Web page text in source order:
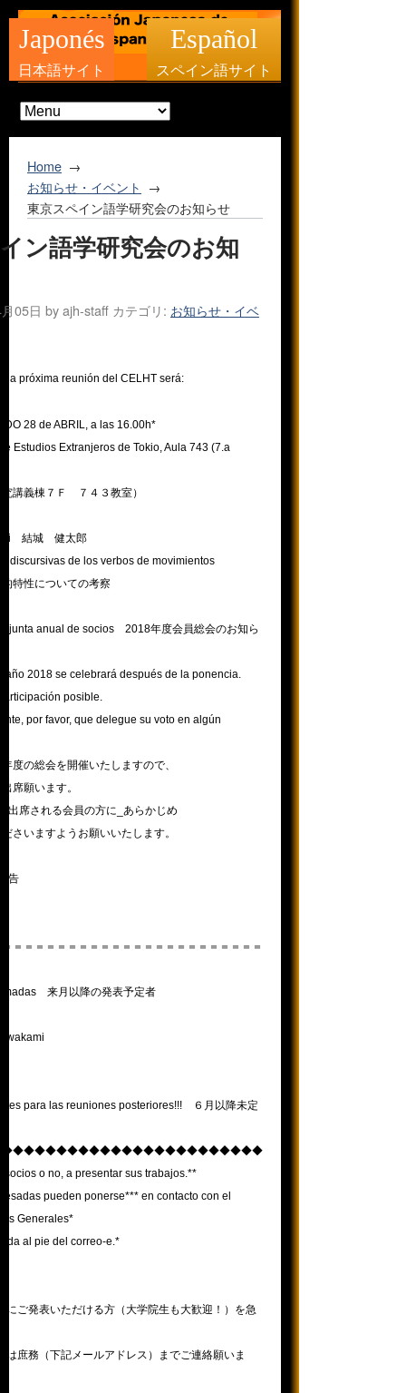
Japonés
日本語サイト
Español
スペイン語サイト
Home
お知らせ・イベント
東京スペイン語学研究会のお知らせ
ン語学研究会のお知
05日 byajh-staff カテゴリ: お知らせ・イベ
la próxima reunión del CELHT será:
28 de ABRIL, a las 16.00h*
Estudios Extranjeros de Tokio, Aula 743 (7.a
講義棟７Ｆ ７４３教室）
結城 健太郎
discursivas de los verbos de movimientos
特性についての考察
junta anual de socios 2018年度会員総会のお知ら
año 2018 se celebrará después de la ponencia.
posible.
por favor, que delegue su voto en algún
度の総会を開催いたしますので、
席願います。
出席される会員の方に_あらかじめ
さいますようお願いいたします。
告
＝＝＝＝＝＝＝＝＝＝＝＝＝＝＝＝＝＝＝＝＝＝＝
来月以降の発表予定者
para las reuniones posteriores!!! ６月以降未定
socios o no, a presentar sus trabajos.**
pueden ponerse*** en contacto con el
Generales*
al pie del correo-e.*
にご発表いただける方（大学院生も大歓迎！）を急
は庶務（下記メールアドレス）までご連絡願いま